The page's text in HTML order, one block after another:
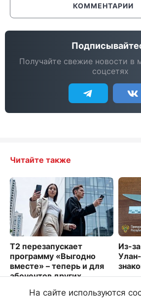
КОММЕНТАРИИ
Получайте свежие новости в
соцсетях
Читайте также
Т2 перезапускает
программу «Выгодно
вместе» – теперь и для
абонентов других
Из-
На сайте используются